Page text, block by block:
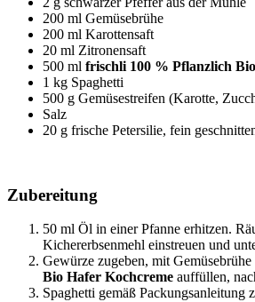
200 ml Gemüsebrühe
200 ml Karottensaft
20 ml Zitronensaft
500 ml frischli 100 % Pflanzlich
1 kg Spaghetti
500 g Gemüsestreifen (Karotte,
Salz
20 g frische Petersilie, fein
Zubereitung
50 ml Öl in einer Pfanne erhitzen.
Kichererbsenmehl einstreuen und
Gewürze zugeben, mit
Bio Hafer Kochcreme auffüllen,
Spaghetti gemäß Packungsanleitung